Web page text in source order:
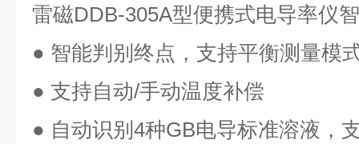
雷磁DDB-305A型便携式电导率仪
● 智能判别终点，支持平衡测量模
● 支持自动/手动温度补偿
● 自动识别4种GB电导标准溶液，